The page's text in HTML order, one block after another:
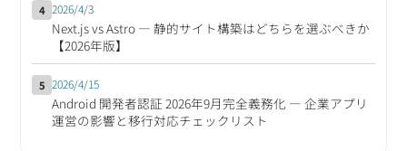
4 2026/4/3
Next.js vs Astro ― 静的サイト構築はどちらを選ぶべきか
【2026年版】
5 2026/4/15
Android 開発者認証 2026年9月完全義務化 ― 企業アプリ
運営の影響と移行対応チェックリスト